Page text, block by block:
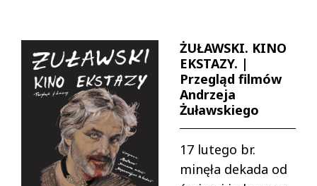
ŻUŁAWSKI. KINO
EKSTAZY. |
Przegląd filmów
Andrzeja
Żuławskiego
17 lutego br.
minęła dekada od